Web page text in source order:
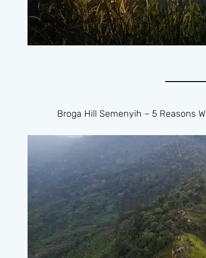
Broga Hill Semenyih – 5 Reasons